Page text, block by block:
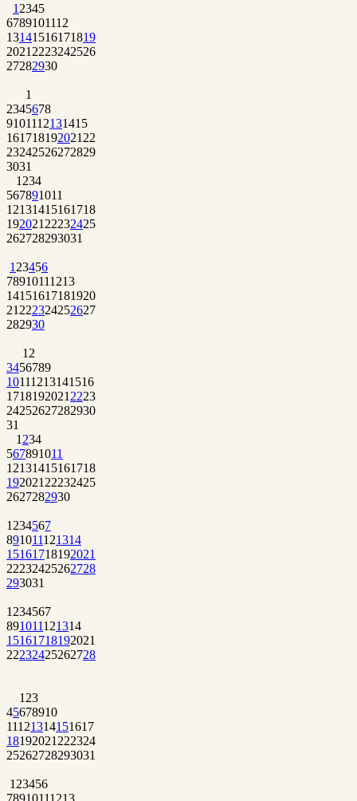
1 2345
6789101112
13141516171819
2021 2223242526
27282930
1
2345678
9101112131415
161718192021 22
23242526272829
3031
1 234
567891011
12131415161718
192021 22232425
262728293031
1 23456
78910111213
14151617181920
21 222324252627
282930
1 2
3456789
10111213141516
1718192021 2223
24252627282930
31
1 234
567891011
12131415161718
192021 22232425
2627282930
1 234567
891011121314
15161718192021
22232425262728
293031
1 234567
891011121314
15161718192021
22232425262728
1 23
45678910
11121314151617
18192021 222324
25262728293031
1 23456
78910111213